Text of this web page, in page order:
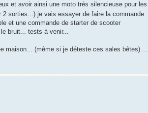
et avoir ainsi une moto trés silencieuse pour les
2 sorties...) je vais essayer de faire la commande
et une commande de starter de scooter
bruit... tests à venir...
maison... (même si je déteste ces sales bêtes) ...